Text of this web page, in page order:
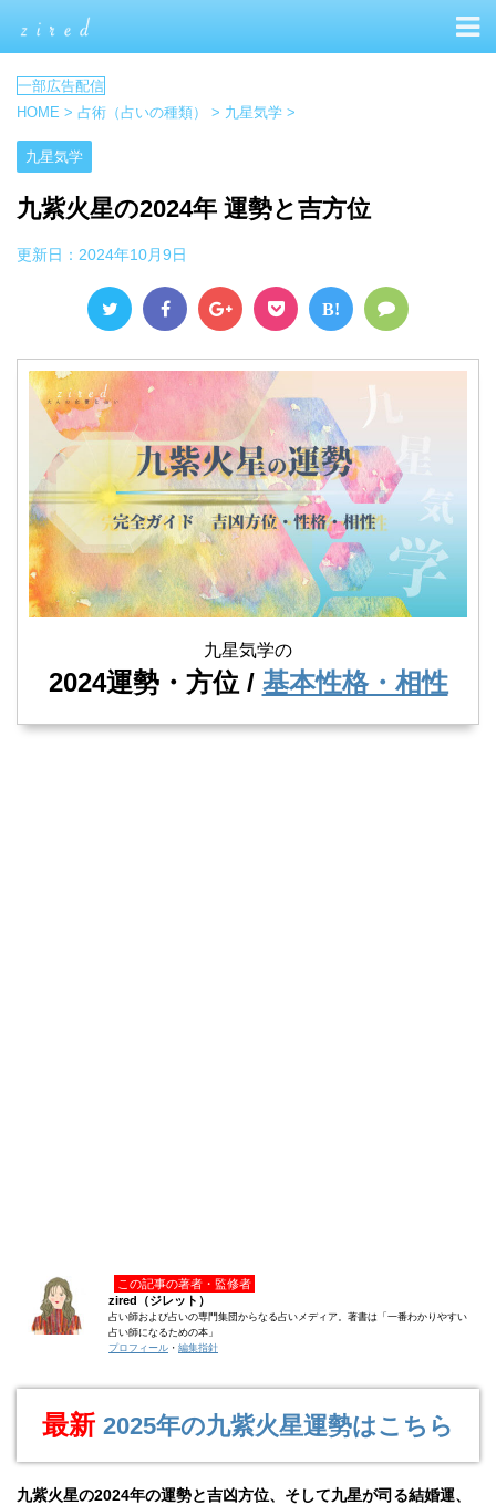
HOME > 占術（占いの種類） > 九星気学 >
九星気学
九紫火星の2024年 運勢と吉方位
更新日： 2024年10月9日
B!
九星気学の
2024運勢・方位 / 基本性格・相性
この記事の著者・監修者
zired（ジレット）
占い師および占いの専門集団からなる占いメディア。著書は「一番わかりやすい
占い師になるための本」
プロフィール ・ 編集指針
最新 2025年の九紫火星運勢はこちら
九紫火星の2024年の運勢と吉凶方位、そして九星が司る結婚運、